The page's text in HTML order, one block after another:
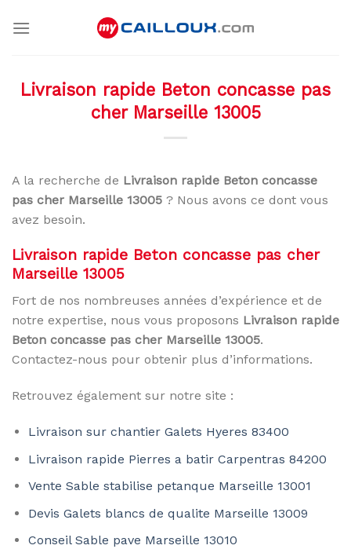
Livraison rapide Beton concasse pas
cher Marseille 13005
A la recherche de Livraison rapide Beton concasse
pas cher Marseille 13005 ? Nous avons ce dont vous
avez besoin.
Livraison rapide Beton concasse pas cher
Marseille 13005
Fort de nos nombreuses années d’expérience et de
notre expertise, nous vous proposons Livraison rapide
Beton concasse pas cher Marseille 13005.
Contactez-nous pour obtenir plus d’informations.
Retrouvez également sur notre site :
Livraison sur chantier Galets Hyeres 83400
Livraison rapide Pierres a batir Carpentras 84200
Vente Sable stabilise petanque Marseille 13001
Devis Galets blancs de qualite Marseille 13009
Conseil Sable pave Marseille 13010